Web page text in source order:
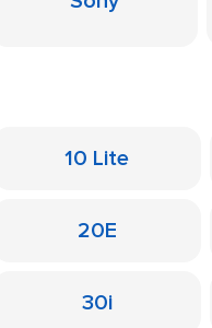
10 Lite
20E
30i